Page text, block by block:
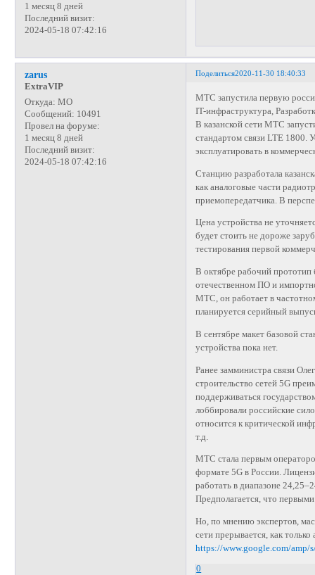
1 месяц 8 дней
Последний визит:
2024-05-18 07:42:16
Поделиться2020-11-30 18:40:33
zarus
ExtraVIP
Откуда: МО
Сообщений: 10491
Провел на форуме:
1 месяц 8 дней
Последний визит:
2024-05-18 07:42:16
МТС запустила первую
IT-инфраструктура,
В казанской сети МТС
стандартом связи LTE 1800.
эксплуатировать в
Станцию разработала
как аналоговые части
приемопередатчика. В
Цена устройства не
будет стоить не дороже
тестирования первой
В октябре рабочий прототип
отечественном ПО и
МТС, он работает в
планируется серийный
В сентябре макет базовой
устройства пока нет.
Ранее замминистра связи
строительство сетей 5G
поддерживаться
лоббировали российские
относится к критической
т.д.
МТС стала первым
формате 5G в России.
работать в диапазоне
Предполагается, что
Но, по мнению экспертов,
сети прерывается, как
https://www.google.com/amp/
0